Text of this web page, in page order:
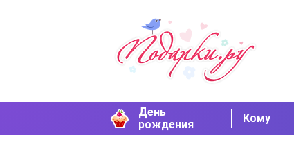
День
рождения
Кому